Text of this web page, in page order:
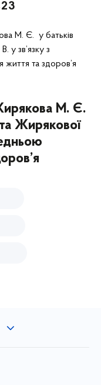
М. Є. у батьків
у зв’язку з
та здоров’я
М. Є.
Жирякової